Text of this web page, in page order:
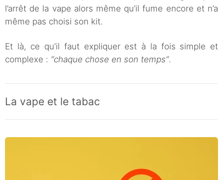
l’arrêt de la vape alors même qu’il fume encore et n’a
même pas choisi son kit.
Et là, ce qu’il faut expliquer est à la fois simple et
complexe : “chaque chose en son temps”.
La vape et le tabac